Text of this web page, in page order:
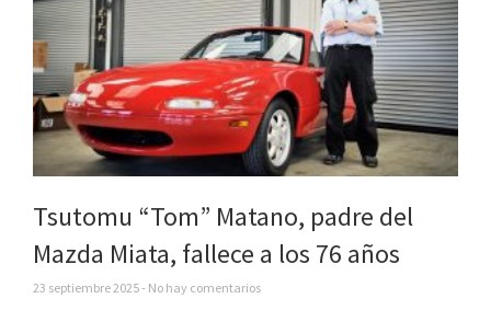
Tsutomu “Tom” Matano, padre del
Mazda Miata, fallece a los 76 años
23 septiembre 2025 No hay comentarios